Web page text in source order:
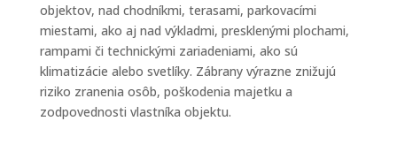
objektov, nad chodníkmi, terasami, parkovacími
miestami, ako aj nad výkladmi, presklenými plochami,
rampami či technickými zariadeniami, ako sú
klimatizácie alebo svetlíky. Zábrany výrazne znižujú
riziko zranenia osôb, poškodenia majetku a
zodpovednosti vlastníka objektu.